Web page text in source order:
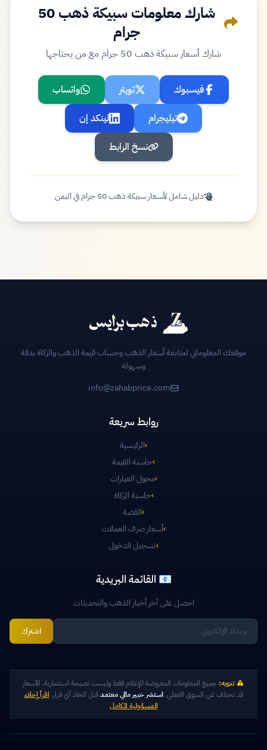
شارك معلومات سبيكة ذهب 50
جرام
شارك أسعار سبيكة ذهب 50 جرام مع من يحتاجها
فيسبوك تويتر
واتساب
تيليجرام
لينكد إن
نسخ الرابط
دليل شامل لأسعار سبيكة ذهب 50 جرام في اليمن
موقعك المعلوماتي لمتابعة أسعار الذهب وحساب قيمة الذهب والزكاة بدقة
وسهولة
info@zahabprice.com
روابط سريعة
›الرئيسية
›حاسبة القيمة
›محول العيارات
›حاسبة الزكاة
›الفضة
›أسعار صرف العملات
›تسجيل الدخول
📧 القائمة البريدية
احصل على آخر أخبار الذهب والتحديثات
اشترك
تنويه: جميع المعلومات المعروضة للإعلام فقط وليست نصيحة استثمارية. الأسعار
قد تختلف عن السوق الفعلي.استشر خبير مالي معتمدقبل اتخاذ أي قرار. اقرأ إخلاء
المسؤولية الكامل